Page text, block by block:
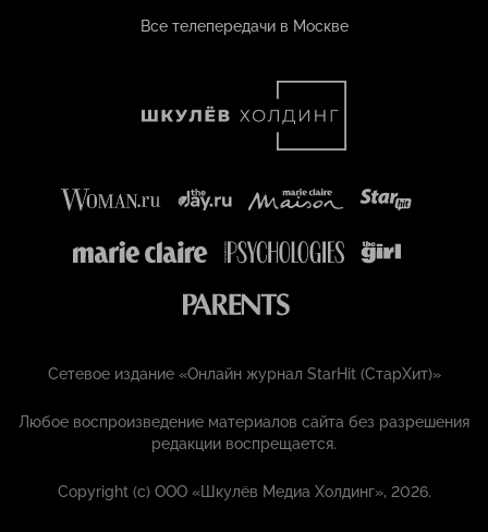
Все телепередачи в Москве
Сетевое издание «Онлайн журнал StarHit (СтарХит)»
Любое воспроизведение материалов сайта без разрешения
редакции воспрещается.
Copyright (с) ООО «Шкулёв Медиа Холдинг», 2026.